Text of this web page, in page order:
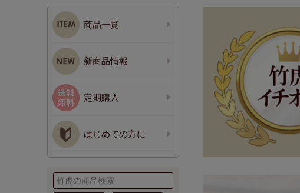
商品一覧
新商品情報
定期購入
はじめての方に